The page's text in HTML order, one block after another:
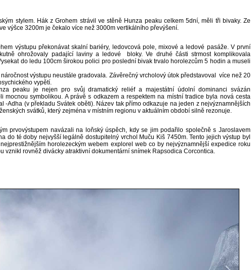
stylem. Hák z Grohem strávil ve stěně Hunza peaku celkem 5dní, měli tři bivaky. Ze
výšce 3200m je čekalo více než 3000m vertikálního převýšení.
výstupu překonávat skalní bariéry, ledovcová pole, mixové a ledové pasáže. V první
ohrožovaly padající laviny a ledové bloky. Ve druhé části strmost komplikovala
do ledu 100cm širokou polici pro poslední bivak trvalo horolezcům 5 hodin a museli
výstupu neustále gradovala. Závěrečný vrcholový útok představoval více než 20
vypětí.
peaku je nejen pro svůj dramatický reliéf a majestátní údolní dominanci svázán
mocnou symbolikou. A právě s odkazem a respektem na místní tradice byla nová cesta
-Adha (v překladu Svátek oběti). Název tak přímo odkazuje na jeden z nejvýznamnějších
svátků, který zejména v místním regionu v aktuálním období silně rezonuje.
prvovýstupem navázali na loňský úspěch, kdy se jim podařilo společně s Jaroslavem
do té doby nejvyšší legálně dostupitelný vrchol Muču Kiš 7450m. Tento jejich výstup byl
horolezeckým webem explorel web co by nejvýznamnější expedice roku
vznikl rovněž divácky atraktivní dokumentární snímek Rapsodica Corcontica.